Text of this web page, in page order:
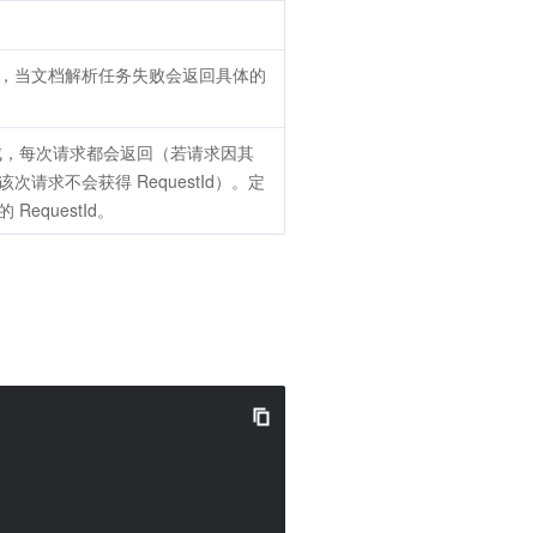
当文档解析任务失败会返回具体的
每次请求都会返回（若请求因其
次请求不会获得 RequestId）。定
RequestId。